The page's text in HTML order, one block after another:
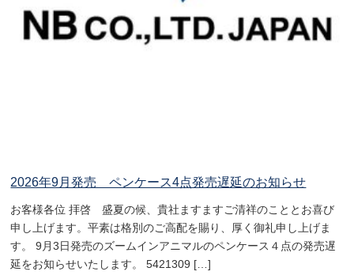
2026年9月発売 ペンケース4点発売遅延のお知らせ
お客様各位 拝啓 盛夏の候、貴社ますますご清祥のこととお喜び
申し上げます。平素は格別のご高配を賜り、厚く御礼申し上げま
す。 9月3日発売のズームインアニマルのペンケース４点の発売遅
延をお知らせいたします。 5421309 […]